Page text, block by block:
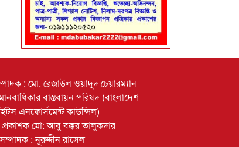
: মো. রেজাউল ওয়াদুদ চেয়ারম্যান
বাস্তবায়ন পরিষদ (বাংলাদেশ
এনফোর্সমেন্ট কাউন্সিল)
মো: আবু বক্কর তালুকদার
সম্পাদক : নূরুদ্দীন রাসেল